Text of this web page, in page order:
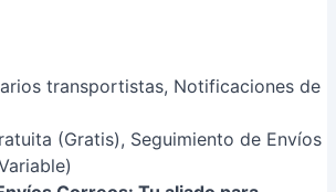
transportistas, Notificaciones de
(Gratis), Seguimiento de Envíos